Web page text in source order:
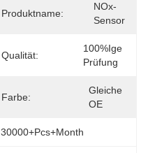
Produktname:
NOx-
Sensor
Qualität:
100%ige
Prüfung
Farbe:
Gleiche
OE
30000+Pcs+Month